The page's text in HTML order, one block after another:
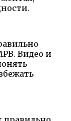
Видео и